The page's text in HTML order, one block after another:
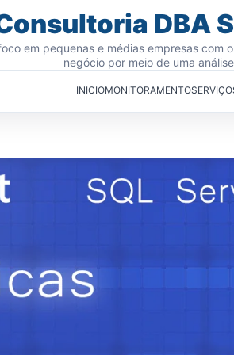
DBA
em pequenas e médias empresas
negócio por meio de uma
INICIOMONITORAMENTO